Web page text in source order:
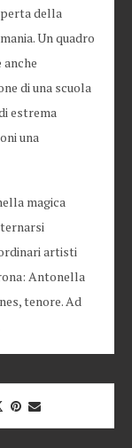
della
Un quadro
di una scuola
estrema
una
magica
artisti
Antonella
tenore. Ad